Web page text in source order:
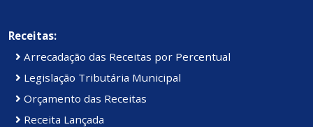
Receitas:
Arrecadação das Receitas por Percentual
Legislação Tributária Municipal
Orçamento das Receitas
Receita Lançada